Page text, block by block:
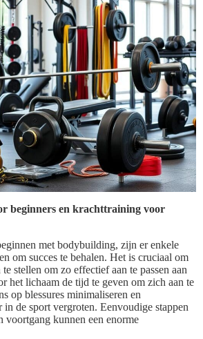
beginners en krachttraining voor
met bodybuilding, zijn er enkele
om succes te behalen. Het is cruciaal om
stellen om zo effectief aan te passen aan
het lichaam de tijd te geven om zich aan te
op blessures minimaliseren en
de sport vergroten. Eenvoudige stappen
voortgang kunnen een enorme